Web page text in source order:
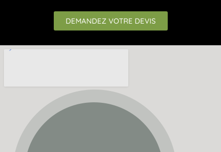
DEMANDEZ VOTRE DEVIS